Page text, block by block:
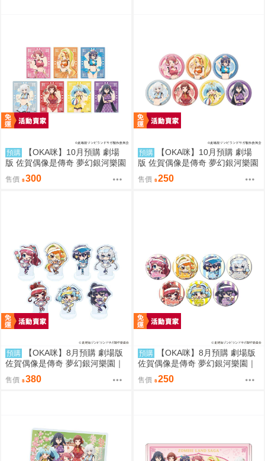
預購
【OKA咪】10月預購 劇場
版 佐賀偶像是傳奇 夢幻銀河樂園
｜壓克力卡片 02/盲抽(7種) 旗袍
泳裝ver. 隨機一款
售價 300
預購
【OKA咪】10月預購 劇場
版 佐賀偶像是傳奇 夢幻銀河樂園
｜徽章 03/盲抽(7種) 旗袍泳裝ve
r. 隨機一款
售價 250
預購
【OKA咪】8月預購 劇場版
佐賀偶像是傳奇 夢幻銀河樂園｜
壓克力迷你立牌 盲抽(7種) 冰淇
淋店ver. 隨機一款
售價 380
預購
【OKA咪】8月預購 劇場版
佐賀偶像是傳奇 夢幻銀河樂園｜
徽章 02/盲抽(7種) 冰淇淋店ver.
隨機一款
售價 250